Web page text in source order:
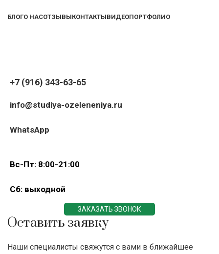
БЛОГО НАСОТЗЫВЫКОНТАКТЫВИДЕОПОРТФОЛИО
+7 (916) 343-63-65
info@studiya-ozeleneniya.ru
WhatsApp
Вс-Пт: 8:00-21:00
Сб: выходной
ЗАКАЗАТЬ ЗВОНОК
Оставить заявку
Наши специалисты свяжутся с вами в ближайшее